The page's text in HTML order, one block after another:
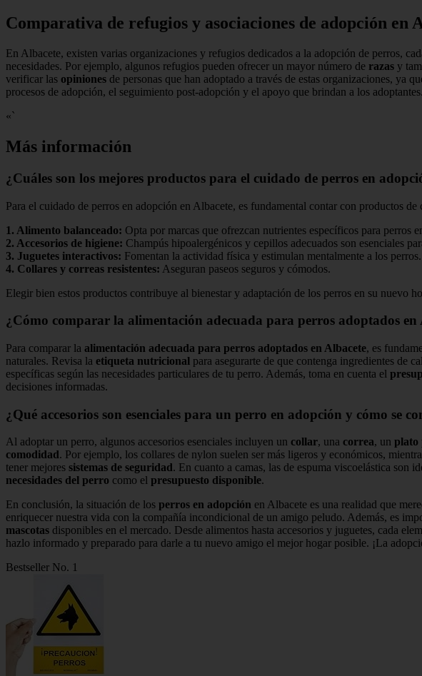
Comparativa de refugios y asociaciones de adopción en
En Albacete, existen varias organizaciones y refugios dedicados a la adopción de perros,
necesidades. Por ejemplo, algunos refugios pueden ofrecer un mayor número de razas y
verificar las opiniones de personas que han adoptado a través de estas organizaciones, ya
procesos de adopción, el seguimiento post-adopción y el apoyo que brindan a los adoptantes.
«`
Más información
¿Cuáles son los mejores productos para el cuidado de perros en
Para el cuidado de perros en adopción en Albacete, es fundamental contar con productos
1. Alimento balanceado: Opta por marcas que ofrezcan nutrientes específicos para perros
2. Accesorios de higiene: Champús hipoalergénicos y cepillos adecuados son esenciales
3. Juguetes interactivos: Fomentan la actividad física y estimulan mentalmente a los perros.
4. Collares y correas resistentes: Aseguran paseos seguros y cómodos.
Elegir bien estos productos contribuye al bienestar y adaptación de los perros en su nuevo
¿Cómo comparar la alimentación adecuada para perros adoptados en
Para comparar la alimentación adecuada para perros adoptados en Albacete, es
naturales. Revisa la etiqueta nutricional para asegurarte de que contenga ingredientes de
específicas según las necesidades particulares de tu perro. Además, toma en cuenta el
decisiones informadas.
¿Qué accesorios son esenciales para un perro en adopción y cómo se
Al adoptar un perro, algunos accesorios esenciales incluyen un collar, una correa, un plato
comodidad . Por ejemplo, los collares de nylon suelen ser más ligeros y económicos,
tener mejores sistemas de seguridad . En cuanto a camas, las de espuma viscoelástica son
necesidades del perro como el presupuesto disponible.
En conclusión, la situación de los perros en adopción en Albacete es una realidad que
enriquecer nuestra vida con la compañía incondicional de un amigo peludo. Además, es
mascotas disponibles en el mercado. Desde alimentos hasta accesorios y juguetes, cada
hazlo informado y preparado para darle a tu nuevo amigo el mejor hogar posible. ¡La
Bestseller No. 1